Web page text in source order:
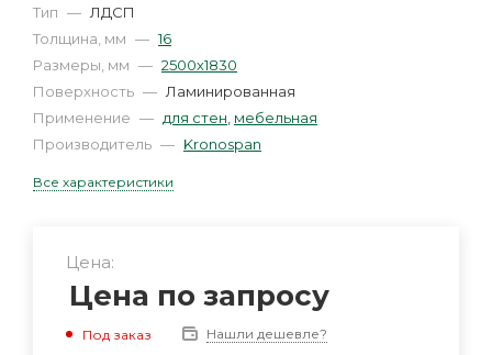
Тип — ЛДСП
Толщина, мм — 16
Размеры, мм — 2500х1830
Поверхность — Ламинированная
Применение — для стен мебельная
Производитель — Kronospan
Все характеристики
Цена:
Цена по запросу
Под заказ Нашли дешевле?